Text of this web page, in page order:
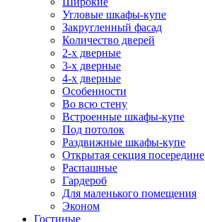
Угловые шкафы-купе
Закругленный фасад
Количество дверей
2-х дверные
3-х дверные
4-х дверные
Особенности
Во всю стену
Встроенные шкафы-купе
Под потолок
Раздвижные шкафы-купе
Открытая секция посередине
Распашные
Гардероб
Для маленького помещения
Эконом
Гостиные